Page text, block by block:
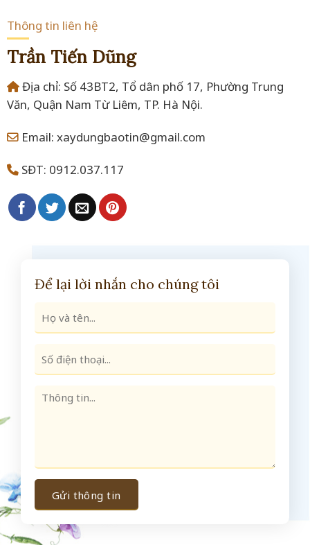
Thông tin liên hệ
Trần Tiến Dũng
Địa chỉ: Số 43BT2, Tổ dân phố 17, Phường Trung
Văn, Quận Nam Từ Liêm, TP. Hà Nội.
Email: xaydungbaotin@gmail.com
SĐT: 0912.037.117
Để lại lời nhắn cho chúng tôi